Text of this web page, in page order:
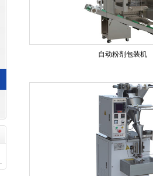
自动粉剂包装机